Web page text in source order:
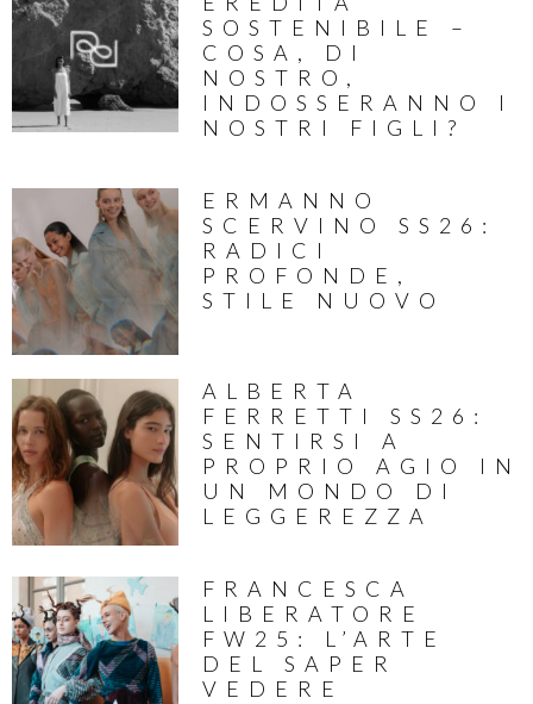
SOSTENIBILE –
COSA, DI
NOSTRO,
INDOSSERANNO I
NOSTRI FIGLI?
ERMANNO
SCERVINO SS26:
RADICI
PROFONDE,
STILE NUOVO
ALBERTA
FERRETTI SS26:
SENTIRSI A
PROPRIO AGIO IN
UN MONDO DI
LEGGEREZZA
FRANCESCA
LIBERATORE
FW25: L’ARTE
DEL SAPER
VEDERE